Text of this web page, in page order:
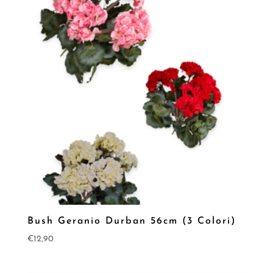
Bush Geranio Durban 56cm (3 Colori)
€12,90